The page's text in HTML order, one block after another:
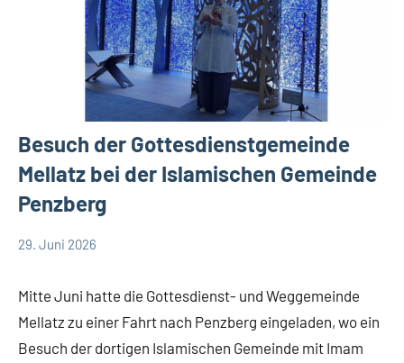
Besuch der Gottesdienstgemeinde
Mellatz bei der Islamischen Gemeinde
Penzberg
29. Juni 2026
Mitte Juni hatte die Gottesdienst- und Weggemeinde
Mellatz zu einer Fahrt nach Penzberg eingeladen, wo ein
Besuch der dortigen Islamischen Gemeinde mit Imam